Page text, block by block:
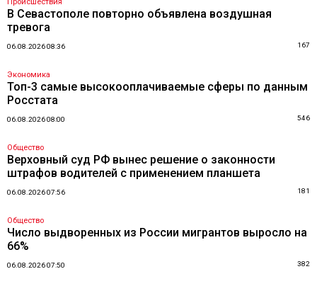
В Севастополе повторно объявлена воздушная
тревога
06.08.2026 08:36 167
Экономика
Топ-3 самые высокооплачиваемые сферы по данным
Росстата
06.08.2026 08:00 546
Общество
Верховный суд РФ вынес решение о законности
штрафов водителей с применением планшета
06.08.2026 07:56 181
Общество
Число выдворенных из России мигрантов выросло на
66%
06.08.2026 07:50 382